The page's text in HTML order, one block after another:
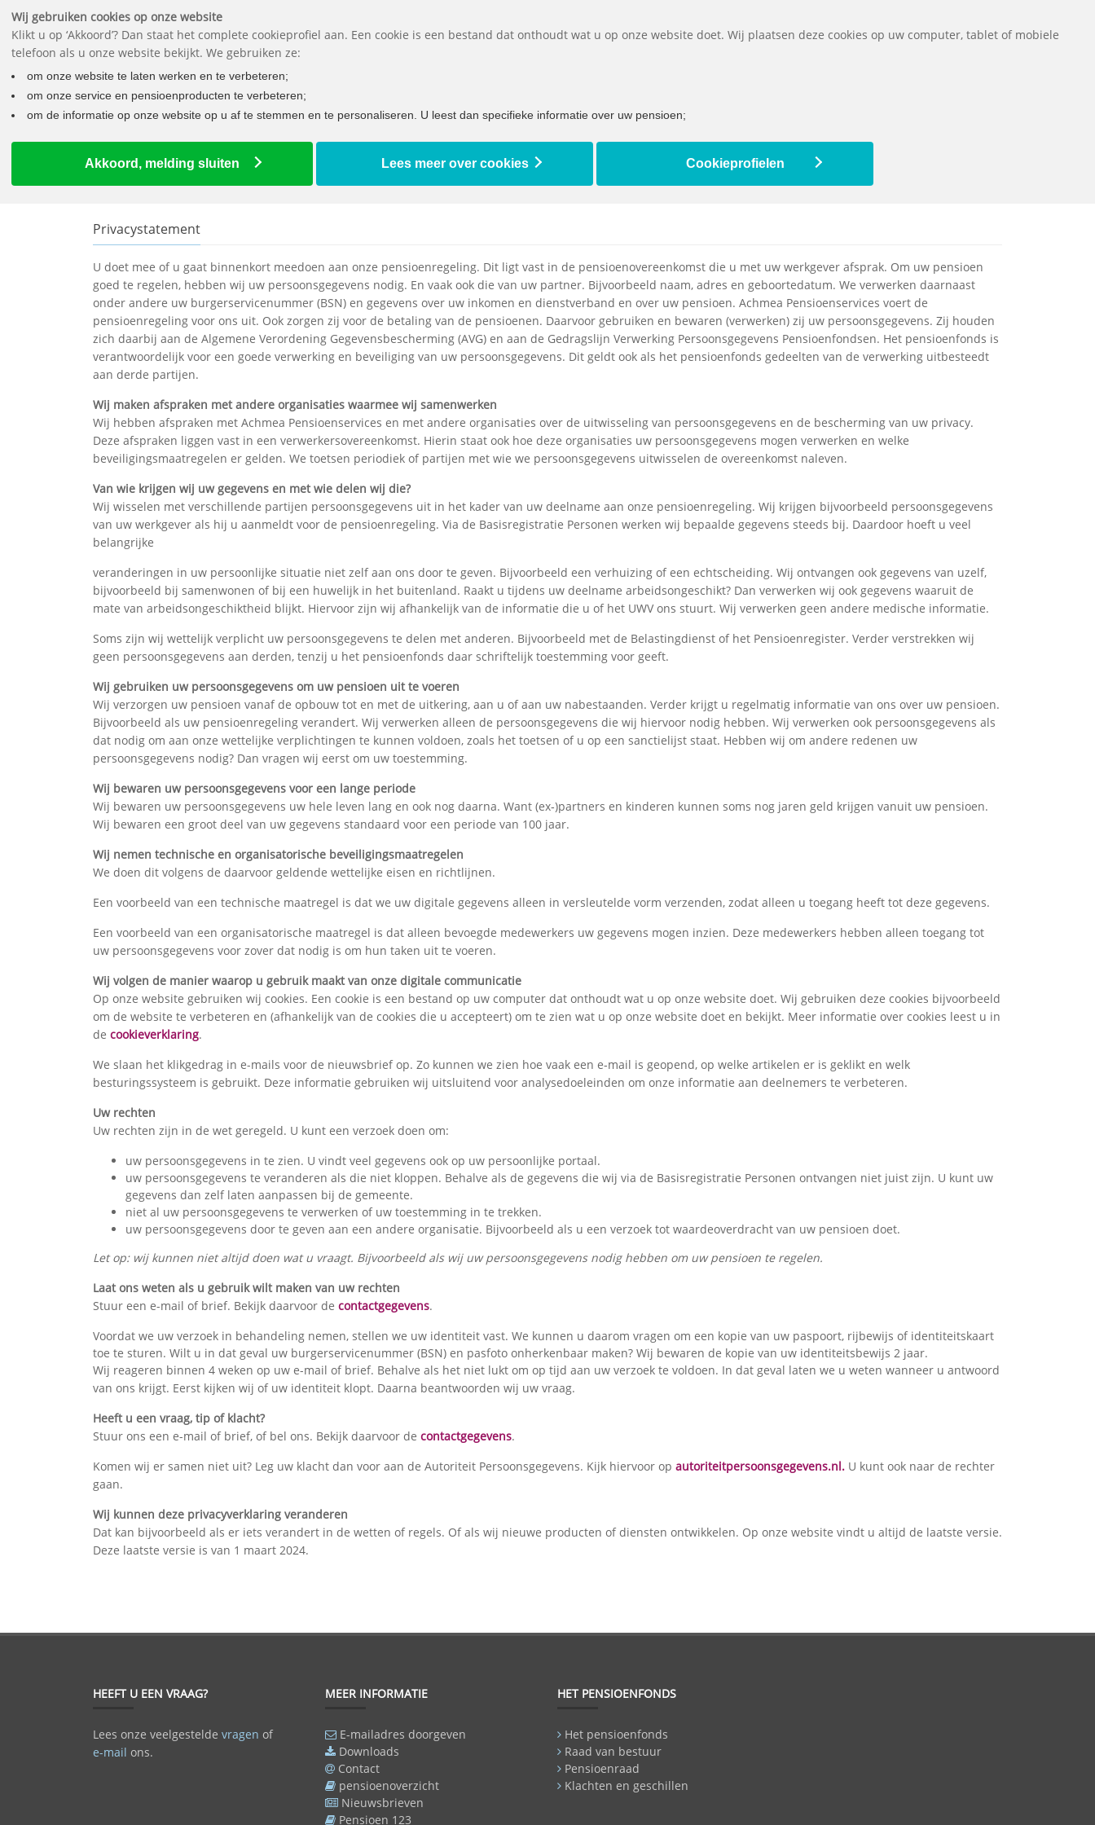
Privacystatement
U doet mee of u gaat binnenkort meedoen aan onze pensioenregeling. Dit ligt vast in de pensioenovereenkomst die u met uw werkgever afsprak. Om uw pensioen
goed te regelen, hebben wij uw persoonsgegevens nodig. En vaak ook die van uw partner. Bijvoorbeeld naam, adres en geboortedatum. We verwerken daarnaast
onder andere uw burgerservicenummer (BSN) en gegevens over uw inkomen en dienstverband en over uw pensioen. Achmea Pensioenservices voert de
pensioenregeling voor ons uit. Ook zorgen zij voor de betaling van de pensioenen. Daarvoor gebruiken en bewaren (verwerken) zij uw persoonsgegevens. Zij houden
zich daarbij aan de Algemene Verordening Gegevensbescherming (AVG) en aan de Gedragslijn Verwerking Persoonsgegevens Pensioenfondsen. Het pensioenfonds is
verantwoordelijk voor een goede verwerking en beveiliging van uw persoonsgegevens. Dit geldt ook als het pensioenfonds gedeelten van de verwerking uitbesteedt
aan derde partijen.
Wij maken afspraken met andere organisaties waarmee wij samenwerken
Wij hebben afspraken met Achmea Pensioenservices en met andere organisaties over de uitwisseling van persoonsgegevens en de bescherming van uw privacy.
Deze afspraken liggen vast in een verwerkersovereenkomst. Hierin staat ook hoe deze organisaties uw persoonsgegevens mogen verwerken en welke
beveiligingsmaatregelen er gelden. We toetsen periodiek of partijen met wie we persoonsgegevens uitwisselen de overeenkomst naleven.
Van wie krijgen wij uw gegevens en met wie delen wij die?
Wij wisselen met verschillende partijen persoonsgegevens uit in het kader van uw deelname aan onze pensioenregeling. Wij krijgen bijvoorbeeld persoonsgegevens
van uw werkgever als hij u aanmeldt voor de pensioenregeling. Via de Basisregistratie Personen werken wij bepaalde gegevens steeds bij. Daardoor hoeft u veel
belangrijke
veranderingen in uw persoonlijke situatie niet zelf aan ons door te geven. Bijvoorbeeld een verhuizing of een echtscheiding. Wij ontvangen ook gegevens van uzelf,
bijvoorbeeld bij samenwonen of bij een huwelijk in het buitenland. Raakt u tijdens uw deelname arbeidsongeschikt? Dan verwerken wij ook gegevens waaruit de
mate van arbeidsongeschiktheid blijkt. Hiervoor zijn wij afhankelijk van de informatie die u of het UWV ons stuurt. Wij verwerken geen andere medische informatie.
Soms zijn wij wettelijk verplicht uw persoonsgegevens te delen met anderen. Bijvoorbeeld met de Belastingdienst of het Pensioenregister. Verder verstrekken wij
geen persoonsgegevens aan derden, tenzij u het pensioenfonds daar schriftelijk toestemming voor geeft.
Wij gebruiken uw persoonsgegevens om uw pensioen uit te voeren
Wij verzorgen uw pensioen vanaf de opbouw tot en met de uitkering, aan u of aan uw nabestaanden. Verder krijgt u regelmatig informatie van ons over uw pensioen.
Bijvoorbeeld als uw pensioenregeling verandert. Wij verwerken alleen de persoonsgegevens die wij hiervoor nodig hebben. Wij verwerken ook persoonsgegevens als
dat nodig om aan onze wettelijke verplichtingen te kunnen voldoen, zoals het toetsen of u op een sanctielijst staat. Hebben wij om andere redenen uw
persoonsgegevens nodig? Dan vragen wij eerst om uw toestemming.
Wij bewaren uw persoonsgegevens voor een lange periode
Wij bewaren uw persoonsgegevens uw hele leven lang en ook nog daarna. Want (ex‑)partners en kinderen kunnen soms nog jaren geld krijgen vanuit uw pensioen.
Wij bewaren een groot deel van uw gegevens standaard voor een periode van 100 jaar.
Wij nemen technische en organisatorische beveiligingsmaatregelen
We doen dit volgens de daarvoor geldende wettelijke eisen en richtlijnen.
Een voorbeeld van een technische maatregel is dat we uw digitale gegevens alleen in versleutelde vorm verzenden, zodat alleen u toegang heeft tot deze gegevens.
Een voorbeeld van een organisatorische maatregel is dat alleen bevoegde medewerkers uw gegevens mogen inzien. Deze medewerkers hebben alleen toegang tot
uw persoonsgegevens voor zover dat nodig is om hun taken uit te voeren.
Wij volgen de manier waarop u gebruik maakt van onze digitale communicatie
Op onze website gebruiken wij cookies. Een cookie is een bestand op uw computer dat onthoudt wat u op onze website doet. Wij gebruiken deze cookies bijvoorbeeld
om de website te verbeteren en (afhankelijk van de cookies die u accepteert) om te zien wat u op onze website doet en bekijkt. Meer informatie over cookies leest u in
de cookieverklaring.
We slaan het klikgedrag in e-mails voor de nieuwsbrief op. Zo kunnen we zien hoe vaak een e‑mail is geopend, op welke artikelen er is geklikt en welk
besturingssysteem is gebruikt. Deze informatie gebruiken wij uitsluitend voor analysedoeleinden om onze informatie aan deelnemers te verbeteren.
Uw rechten
Uw rechten zijn in de wet geregeld. U kunt een verzoek doen om:
uw persoonsgegevens in te zien. U vindt veel gegevens ook op uw persoonlijke portaal.
uw persoonsgegevens te veranderen als die niet kloppen. Behalve als de gegevens die wij via de Basisregistratie Personen ontvangen niet juist zijn. U kunt uw
gegevens dan zelf laten aanpassen bij de gemeente.
niet al uw persoonsgegevens te verwerken of uw toestemming in te trekken.
uw persoonsgegevens door te geven aan een andere organisatie. Bijvoorbeeld als u een verzoek tot waardeoverdracht van uw pensioen doet.
Let op: wij kunnen niet altijd doen wat u vraagt. Bijvoorbeeld als wij uw persoonsgegevens nodig hebben om uw pensioen te regelen.
Laat ons weten als u gebruik wilt maken van uw rechten
Stuur een e-mail of brief. Bekijk daarvoor de contactgegevens.
Voordat we uw verzoek in behandeling nemen, stellen we uw identiteit vast. We kunnen u daarom vragen om een kopie van uw paspoort, rijbewijs of identiteitskaart
toe te sturen. Wilt u in dat geval uw burgerservicenummer (BSN) en pasfoto onherkenbaar maken? Wij bewaren de kopie van uw identiteitsbewijs 2 jaar.
Wij reageren binnen 4 weken op uw e-mail of brief. Behalve als het niet lukt om op tijd aan uw verzoek te voldoen. In dat geval laten we u weten wanneer u antwoord
van ons krijgt. Eerst kijken wij of uw identiteit klopt. Daarna beantwoorden wij uw vraag.
Heeft u een vraag, tip of klacht?
Stuur ons een e-mail of brief, of bel ons. Bekijk daarvoor de contactgegevens.
Komen wij er samen niet uit? Leg uw klacht dan voor aan de Autoriteit Persoonsgegevens. Kijk hiervoor op autoriteitpersoonsgegevens.nl. U kunt ook naar de rechter
gaan.
Wij kunnen deze privacyverklaring veranderen
Dat kan bijvoorbeeld als er iets verandert in de wetten of regels. Of als wij nieuwe producten of diensten ontwikkelen. Op onze website vindt u altijd de laatste versie.
Deze laatste versie is van 1 maart 2024.
HEEFT U EEN VRAAG?
Lees onze veelgestelde vragen of
e-mail ons.
MEER INFORMATIE
E-mailadres doorgeven
Downloads
Contact
pensioenoverzicht
Nieuwsbrieven
Pensioen 123
HET PENSIOENFONDS
Het pensioenfonds
Raad van bestuur
Pensioenraad
Klachten en geschillen
Wij gebruiken cookies op onze website
Klikt u op ‘Akkoord’? Dan staat het complete cookieprofiel aan. Een cookie is een bestand dat onthoudt wat u op onze website doet. Wij plaatsen deze cookies op uw computer, tablet of mobiele
telefoon als u onze website bekijkt. We gebruiken ze:
om onze website te laten werken en te verbeteren;
om onze service en pensioenproducten te verbeteren;
om de informatie op onze website op u af te stemmen en te personaliseren. U leest dan specifieke informatie over uw pensioen;
Akkoord, melding sluiten Lees meer over cookies Cookieprofielen